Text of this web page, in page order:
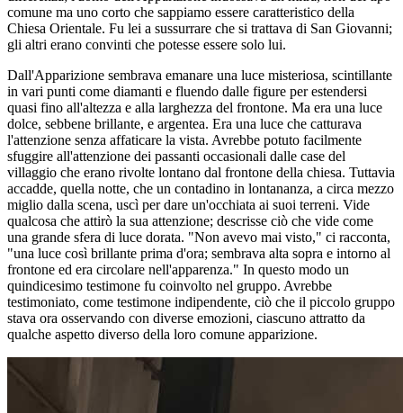
comune ma uno corto che sappiamo essere caratteristico della
Chiesa Orientale. Fu lei a sussurrare che si trattava di San Giovanni;
gli altri erano convinti che potesse essere solo lui.
Dall'Apparizione sembrava emanare una luce misteriosa, scintillante
in vari punti come diamanti e fluendo dalle figure per estendersi
quasi fino all'altezza e alla larghezza del frontone. Ma era una luce
dolce, sebbene brillante, e argentea. Era una luce che catturava
l'attenzione senza affaticare la vista. Avrebbe potuto facilmente
sfuggire all'attenzione dei passanti occasionali dalle case del
villaggio che erano rivolte lontano dal frontone della chiesa. Tuttavia
accadde, quella notte, che un contadino in lontananza, a circa mezzo
miglio dalla scena, uscì per dare un'occhiata ai suoi terreni. Vide
qualcosa che attirò la sua attenzione; descrisse ciò che vide come
una grande sfera di luce dorata. "Non avevo mai visto," ci racconta,
"una luce così brillante prima d'ora; sembrava alta sopra e intorno al
frontone ed era circolare nell'apparenza." In questo modo un
quindicesimo testimone fu coinvolto nel gruppo. Avrebbe
testimoniato, come testimone indipendente, ciò che il piccolo gruppo
stava ora osservando con diverse emozioni, ciascuno attratto da
qualche aspetto diverso della loro comune apparizione.